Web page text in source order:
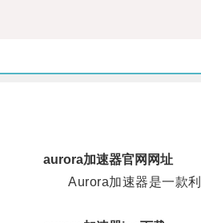
aurora加速器官网网址
Aurora加速器是一款利